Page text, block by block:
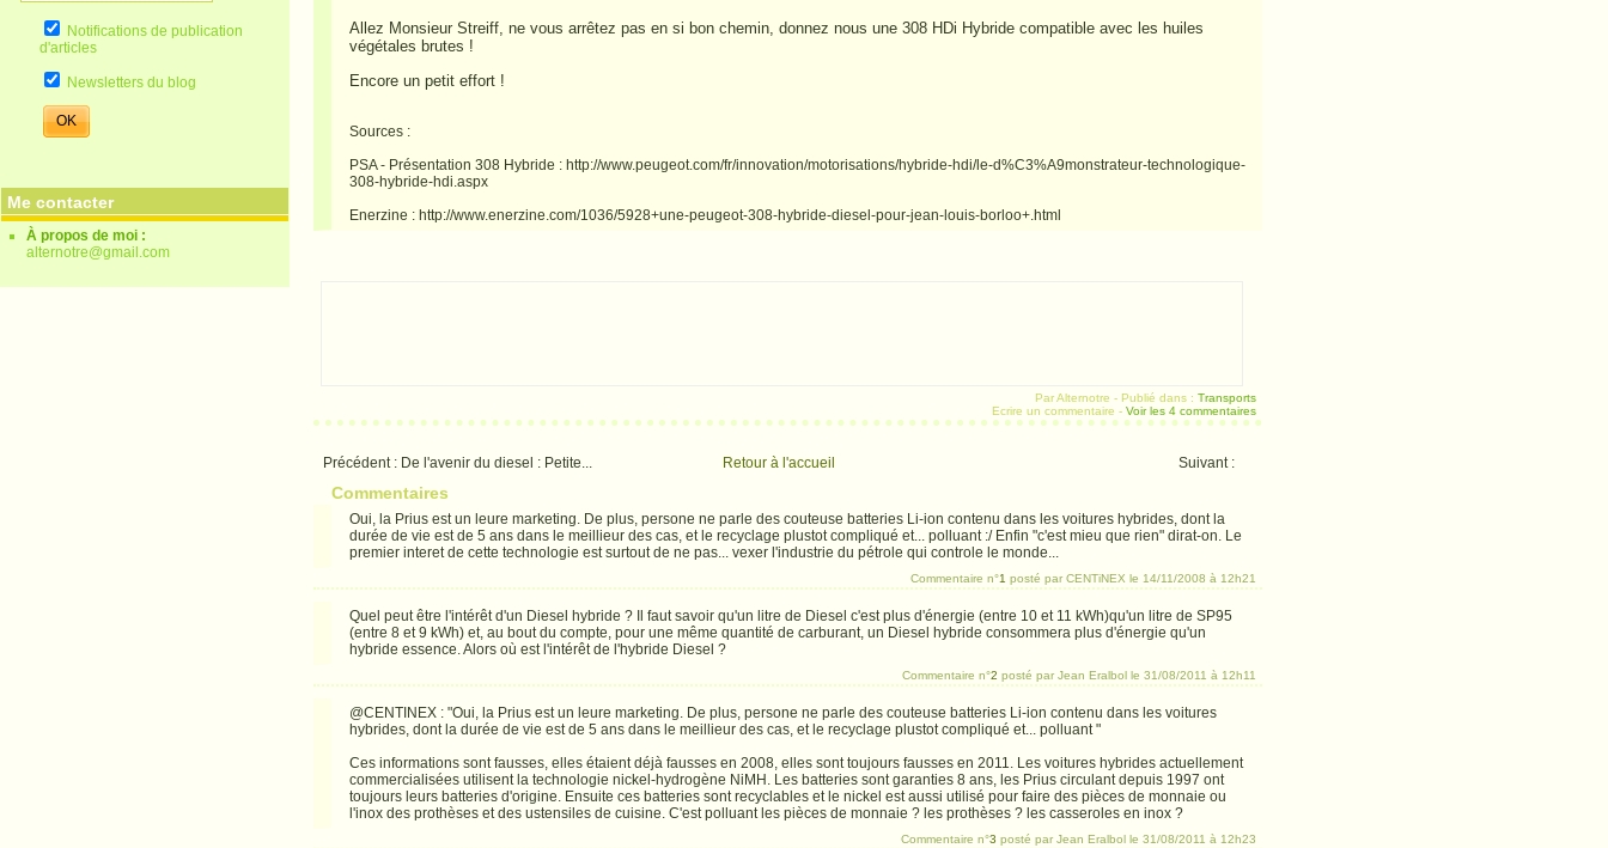
Notifications de publication
d'articles
Newsletters du blog
Me contacter
À propos de moi :
alternotre@gmail.com
Allez Monsieur Streiff, ne vous arrêtez pas en si bon chemin, donnez nous une 308 HDi Hybride compatible avec les huiles
végétales brutes !
Encore un petit effort !
Sources :
PSA - Présentation 308 Hybride : http://www.peugeot.com/fr/innovation/motorisations/hybride-hdi/le-d%C3%A9monstrateur-technologique-
308-hybride-hdi.aspx
Enerzine : http://www.enerzine.com/1036/5928+une-peugeot-308-hybride-diesel-pour-jean-louis-borloo+.html
Par Alternotre - Publié dans :Transports
Ecrire un commentaire - Voir les 4 commentaires
Précédent : De l'avenir du diesel : Petite... Retour à l'accueil
Suivant :
Commentaires
Oui, la Prius est un leure marketing. De plus, persone ne parle des couteuse batteries Li-ion contenu dans les voitures hybrides, dont la
durée de vie est de 5 ans dans le meillieur des cas, et le recyclage plustot compliqué et... polluant :/ Enfin "c'est mieu que rien" dirat-on. Le
premier interet de cette technologie est surtout de ne pas... vexer l'industrie du pétrole qui controle le monde...
Commentaire n°1 posté par CENTiNEX le 14/11/2008 à 12h21
Quel peut être l'intérêt d'un Diesel hybride ? Il faut savoir qu'un litre de Diesel c'est plus d'énergie (entre 10 et 11 kWh)qu'un litre de SP95
(entre 8 et 9 kWh) et, au bout du compte, pour une même quantité de carburant, un Diesel hybride consommera plus d'énergie qu'un
hybride essence. Alors où est l'intérêt de l'hybride Diesel ?
Commentaire n°2 posté par Jean Eralbol le 31/08/2011 à 12h11
@CENTINEX : "Oui, la Prius est un leure marketing. De plus, persone ne parle des couteuse batteries Li-ion contenu dans les voitures
hybrides, dont la durée de vie est de 5 ans dans le meillieur des cas, et le recyclage plustot compliqué et... polluant "
Ces informations sont fausses, elles étaient déjà fausses en 2008, elles sont toujours fausses en 2011. Les voitures hybrides actuellement
commercialisées utilisent la technologie nickel-hydrogène NiMH. Les batteries sont garanties 8 ans, les Prius circulant depuis 1997 ont
toujours leurs batteries d'origine. Ensuite ces batteries sont recyclables et le nickel est aussi utilisé pour faire des pièces de monnaie ou
l'inox des prothèses et des ustensiles de cuisine. C'est polluant les pièces de monnaie ? les prothèses ? les casseroles en inox ?
Commentaire n°3 posté par Jean Eralbol le 31/08/2011 à 12h23